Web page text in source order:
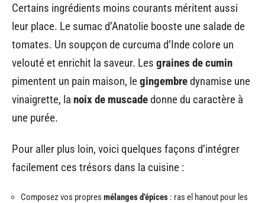
Certains ingrédients moins courants méritent aussi
leur place. Le sumac d’Anatolie booste une salade de
tomates. Un soupçon de curcuma d’Inde colore un
velouté et enrichit la saveur. Les graines de cumin
pimentent un pain maison, legingembredynamise une
vinaigrette, la noix de muscadedonne du caractère à
une purée.
Pour aller plus loin, voici quelques façons d’intégrer
facilement ces trésors dans la cuisine :
Composez vos propres mélanges d’épices : ras el hanout pour les